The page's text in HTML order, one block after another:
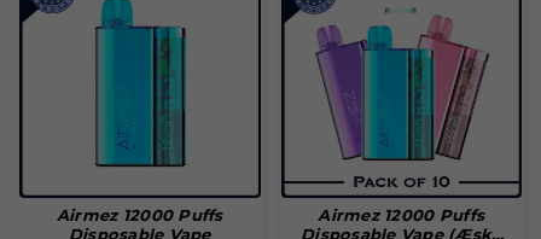
Airmez 12000 Puffs
Disposable Vape
Airmez 12000 Puffs
Disposable Vape (æske